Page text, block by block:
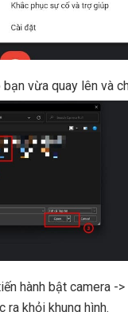
vừa quay lên và
hành bật camera -
ra khỏi khung hình.